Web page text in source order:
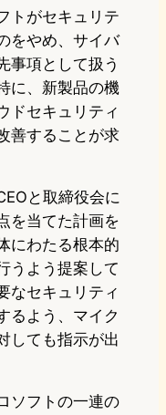
トがセキュリテ
をやめ、サイバ
事項として扱う
に、新製品の機
ドセキュリティ
善することが求
と取締役会に
を当てた計画を
にわたる根本的
うよう提案して
なセキュリティ
るよう、マイク
しても指示が出
ソフトの一連の